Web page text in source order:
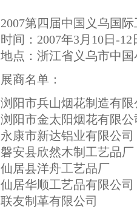
2007第四届中国义乌国
时间：2007年3月10日-12
地点：浙江省义乌市中
展商名单：
浏阳市兵山烟花制造有限
浏阳市金太阳烟花有限公
永康市新达铝业有限公司
磐安县欣然木制工艺品厂
仙居县洋舟工艺品厂
仙居华顺工艺品有限公司
联友制革有限公司